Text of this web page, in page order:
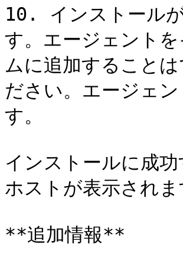
10. インストール
す。エージェント
ムに追加すること
ださい。エージェ
す。
インストールに成
ホストが表示されま
**追加情報**